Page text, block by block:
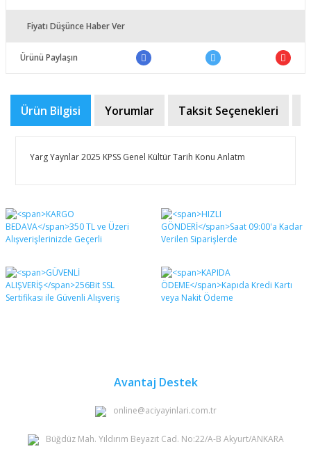
Fiyatı Düşünce Haber Ver
Ürünü Paylaşın
Ürün Bilgisi Yorumlar Taksit Seçenekleri
Yarg Yaynlar 2025 KPSS Genel Kültür Tarih Konu Anlatm
Bu ürüne ilk yorumu siz yapın!
Yorum Yaz
Bu ürünün fiyat bilgisi, resim, ürün açıklamalarında ve
diğer konularda yetersiz gördüğünüz noktaları öneri
formunu kullanarak tarafımıza iletebilirsiniz.
Görüş ve önerileriniz için teşekkür ederiz.
Ürün resmi kalitesiz, bozuk veya görüntülenemiyor.
Ürün açıklamasında eksik bilgiler bulunuyor.
Avantaj Destek
online@aciyayinlari.com.tr
Büğdüz Mah. Yıldırım Beyazıt Cad. No:22/A-B Akyurt/ANKARA